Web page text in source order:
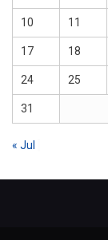
10 11
17 18
24 25
31
« Jul